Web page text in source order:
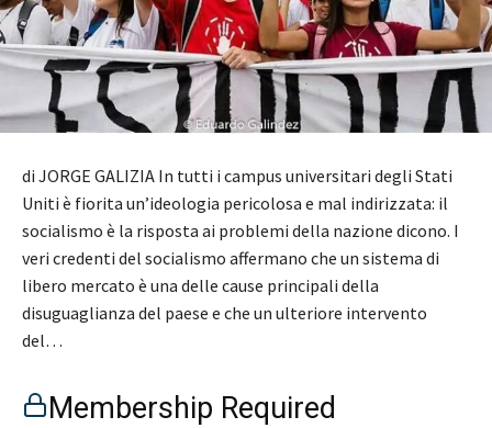
di JORGE GALIZIA In tutti i campus universitari degli Stati
Uniti è fiorita un’ideologia pericolosa e mal indirizzata: il
socialismo è la risposta ai problemi della nazione dicono. I
veri credenti del socialismo affermano che un sistema di
libero mercato è una delle cause principali della
disuguaglianza del paese e che un ulteriore intervento
del…
Membership Required